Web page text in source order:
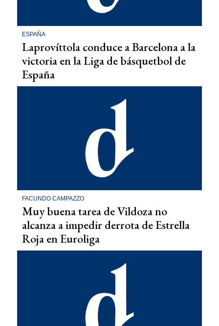
ESPAÑA
Laprovíttola conduce a Barcelona a la
victoria en la Liga de básquetbol de
España
FACUNDO CAMPAZZO
Muy buena tarea de Vildoza no
alcanza a impedir derrota de Estrella
Roja en Euroliga